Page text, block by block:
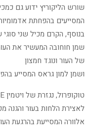
שורש הליקוריץ ידוע גם
המסייעים בהפחתת
בנוסף, הקרם מכיל שני סוגי
שמן חוחובה המעשיר את
של העור ונוגד חמצון
ושמן למון גראס המסייע
לאצירת הלחות בעור והגנה
אלוורה המסייעת בהרגעת